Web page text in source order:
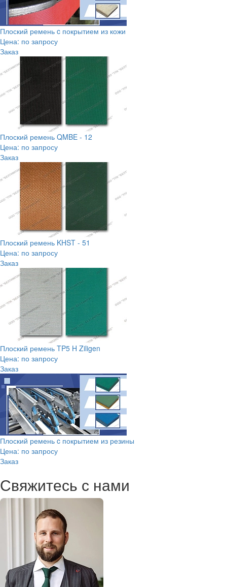
Плоский ремень c покрытием из кожи
Цена: по запросу
Заказ
Плоский ремень QMBE - 12
Цена: по запросу
Заказ
Плоский ремень KHST - 51
Цена: по запросу
Заказ
Плоский ремень TP5 H Ziligen
Цена: по запросу
Заказ
Плоский ремень c покрытием из резины
Цена: по запросу
Заказ
Свяжитесь с нами